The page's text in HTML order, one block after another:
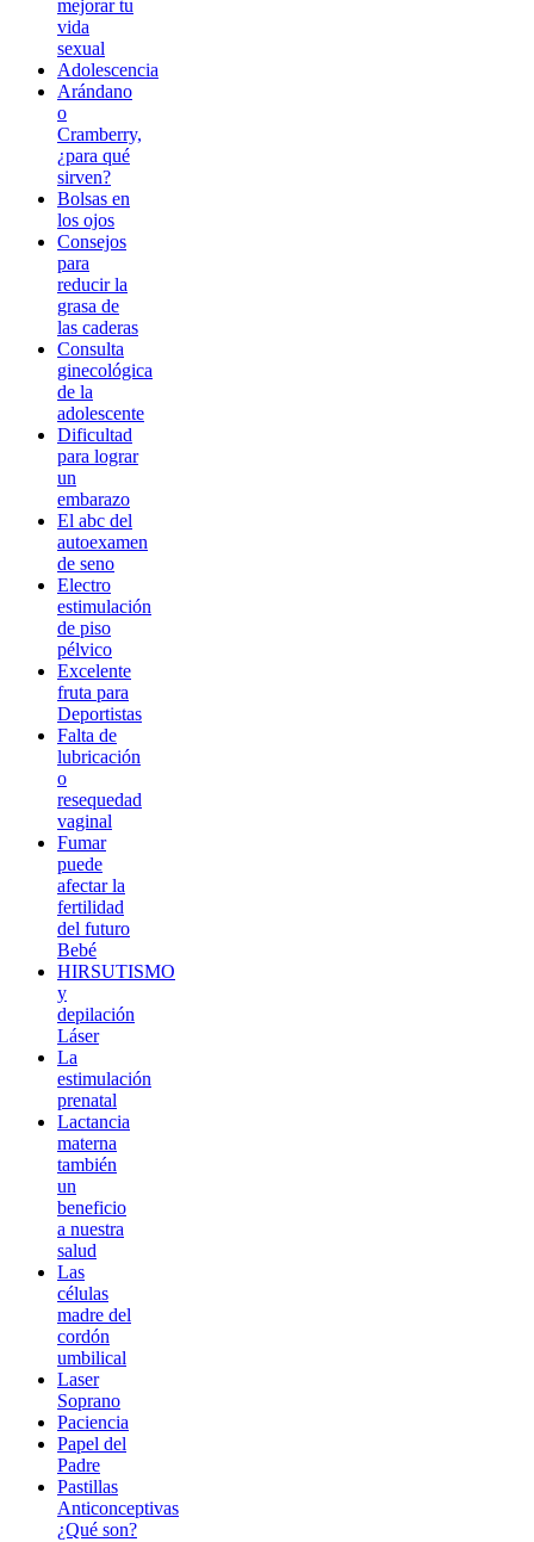
mejorar tu
vida
sexual
Adolescencia
Arándano
o
Cramberry,
¿para qué
sirven?
Bolsas en
los ojos
Consejos
para
reducir la
grasa de
las caderas
Consulta
ginecológica
de la
adolescente
Dificultad
para lograr
un
embarazo
El abc del
autoexamen
de seno
Electro
estimulación
de piso
pélvico
Excelente
fruta para
Deportistas
Falta de
lubricación
o
resequedad
vaginal
Fumar
puede
afectar la
fertilidad
del futuro
Bebé
HIRSUTISMO
y
depilación
Láser
La
estimulación
prenatal
Lactancia
materna
también
un
beneficio
a nuestra
salud
Las
células
madre del
cordón
umbilical
Laser
Soprano
Paciencia
Papel del
Padre
Pastillas
Anticonceptivas
¿Qué son?